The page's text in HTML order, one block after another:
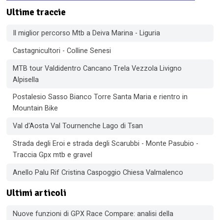
Ultime traccie
Il miglior percorso Mtb a Deiva Marina - Liguria
Castagnicultori - Colline Senesi
MTB tour Valdidentro Cancano Trela Vezzola Livigno
Alpisella
Postalesio Sasso Bianco Torre Santa Maria e rientro in
Mountain Bike
Val d'Aosta Val Tournenche Lago di Tsan
Strada degli Eroi e strada degli Scarubbi - Monte Pasubio -
Traccia Gpx mtb e gravel
Anello Palu Rif Cristina Caspoggio Chiesa Valmalenco
Ultimi articoli
Nuove funzioni di GPX Race Compare: analisi della